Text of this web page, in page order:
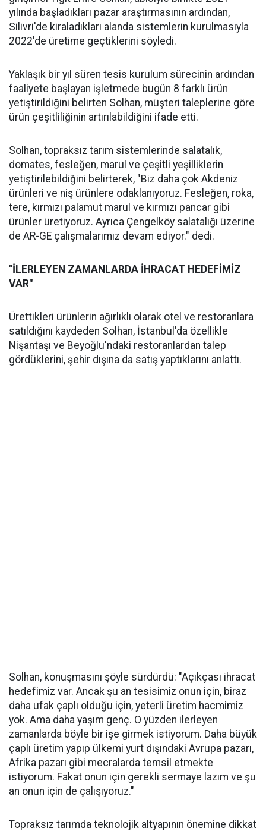
yılında başladıkları pazar araştırmasının ardından,
Silivri'de kiraladıkları alanda sistemlerin kurulmasıyla
2022'de üretime geçtiklerini söyledi.
Yaklaşık bir yıl süren tesis kurulum sürecinin ardından
faaliyete başlayan işletmede bugün 8 farklı ürün
yetiştirildiğini belirten Solhan, müşteri taleplerine göre
ürün çeşitliliğinin artırılabildiğini ifade etti.
Solhan, topraksız tarım sistemlerinde salatalık,
domates, fesleğen, marul ve çeşitli yeşilliklerin
yetiştirilebildiğini belirterek, "Biz daha çok Akdeniz
ürünleri ve niş ürünlere odaklanıyoruz. Fesleğen, roka,
tere, kırmızı palamut marul ve kırmızı pancar gibi
ürünler üretiyoruz. Ayrıca Çengelköy salatalığı üzerine
de AR-GE çalışmalarımız devam ediyor." dedi.
"İLERLEYEN ZAMANLARDA İHRACAT HEDEFİMİZ
VAR"
Ürettikleri ürünlerin ağırlıklı olarak otel ve restoranlara
satıldığını kaydeden Solhan, İstanbul'da özellikle
Nişantaşı ve Beyoğlu'ndaki restoranlardan talep
gördüklerini, şehir dışına da satış yaptıklarını anlattı.
Solhan, konuşmasını şöyle sürdürdü: "Açıkçası ihracat
hedefimiz var. Ancak şu an tesisimiz onun için, biraz
daha ufak çaplı olduğu için, yeterli üretim hacmimiz
yok. Ama daha yaşım genç. O yüzden ilerleyen
zamanlarda böyle bir işe girmek istiyorum. Daha büyük
çaplı üretim yapıp ülkemi yurt dışındaki Avrupa pazarı,
Afrika pazarı gibi mecralarda temsil etmekte
istiyorum. Fakat onun için gerekli sermaye lazım ve şu
an onun için de çalışıyoruz."
Topraksız tarımda teknolojik altyapının önemine dikkat